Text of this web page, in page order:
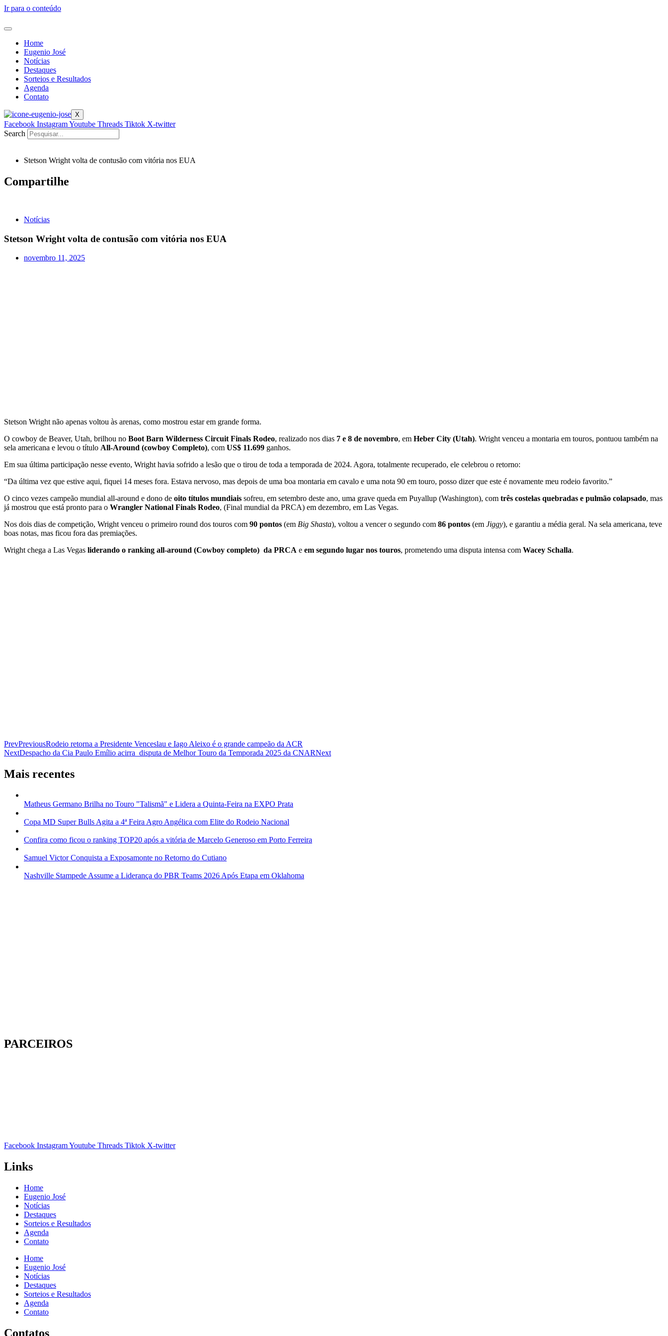
Ir para o conteúdo
Home
Eugenio José
Notícias
Destaques
Sorteios e Resultados
Agenda
Contato
X
Facebook InstagramYoutube Threads Tiktok X-twitter
Search
Stetson Wright volta de contusão com vitória nos EUA
Compartilhe
Notícias
Stetson Wright volta de contusão com vitória nos EUA
novembro 11, 2025
Stetson Wright não apenas voltou às arenas, como mostrou estar em grande forma.
O cowboy de Beaver, Utah, brilhou no Boot Barn Wilderness Circuit Finals Rodeo, realizado nos dias 7 e 8 de novembro, em Heber City (Utah). Wright venceu a montaria em touros, pontuou também na
sela americana e levou o título All-Around (cowboy Completo), com US$ 11.699 ganhos.
Em sua última participação nesse evento, Wright havia sofrido a lesão que o tirou de toda a temporada de 2024. Agora, totalmente recuperado, ele celebrou o retorno:
“Da última vez que estive aqui, fiquei 14 meses fora. Estava nervoso, mas depois de uma boa montaria em cavalo e uma nota 90 em touro, posso dizer que este é novamente meu rodeio favorito.”
O cinco vezes campeão mundial all-around e dono de oito títulos mundiais sofreu, em setembro deste ano, uma grave queda em Puyallup (Washington), com três costelas quebradas e pulmão colapsado, mas
já mostrou que está pronto para o Wrangler National Finals Rodeo, (Final mundial da PRCA) em dezembro, em Las Vegas.
Nos dois dias de competição, Wright venceu o primeiro round dos touros com 90 pontos (em Big Shasta), voltou a vencer o segundo com 86 pontos (em Jiggy), e garantiu a média geral. Na sela americana, teve
boas notas, mas ficou fora das premiações.
Wright chega a Las Vegas liderando o ranking all-around (Cowboy completo) da PRCA e em segundo lugar nos touros, prometendo uma disputa intensa com Wacey Schalla.
PrevPreviousRodeio retorna a Presidente Venceslau e Iago Aleixo é o grande campeão da ACR
NextDespacho da Cia Paulo Emílio acirra disputa de Melhor Touro da Temporada 2025 da CNARNext
Mais recentes
Matheus Germano Brilha no Touro "Talismã" e Lidera a Quinta-Feira na EXPO Prata
Copa MD Super Bulls Agita a 4ª Feira Agro Angélica com Elite do Rodeio Nacional
Confira como ficou o ranking TOP20 após a vitória de Marcelo Generoso em Porto Ferreira
Samuel Victor Conquista a Exposamonte no Retorno do Cutiano
Nashville Stampede Assume a Liderança do PBR Teams 2026 Após Etapa em Oklahoma
PARCEIROS
Facebook InstagramYoutube Threads Tiktok X-twitter
Links
Home
Eugenio José
Notícias
Destaques
Sorteios e Resultados
Agenda
Contato
Home
Eugenio José
Notícias
Destaques
Sorteios e Resultados
Agenda
Contato
Contatos